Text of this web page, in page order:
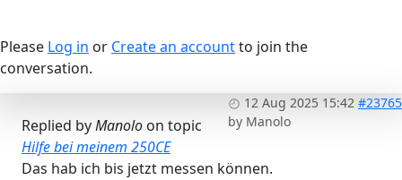
Please Log in or Create an accountto join the
conversation.
12 Aug 2025 15:42 #23765
by Manolo
Replied byManoloon topic
Hilfe bei meinem 250CE
Das hab ich bis jetzt messen können.